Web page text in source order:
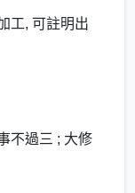
工, 可註明出
不過三 ; 大修